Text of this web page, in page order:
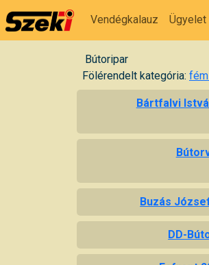
Vendégkalauz Ügyelet
Bútoripar
Fölérendelt kategória:
Bártfalvi
Buzás
DD-